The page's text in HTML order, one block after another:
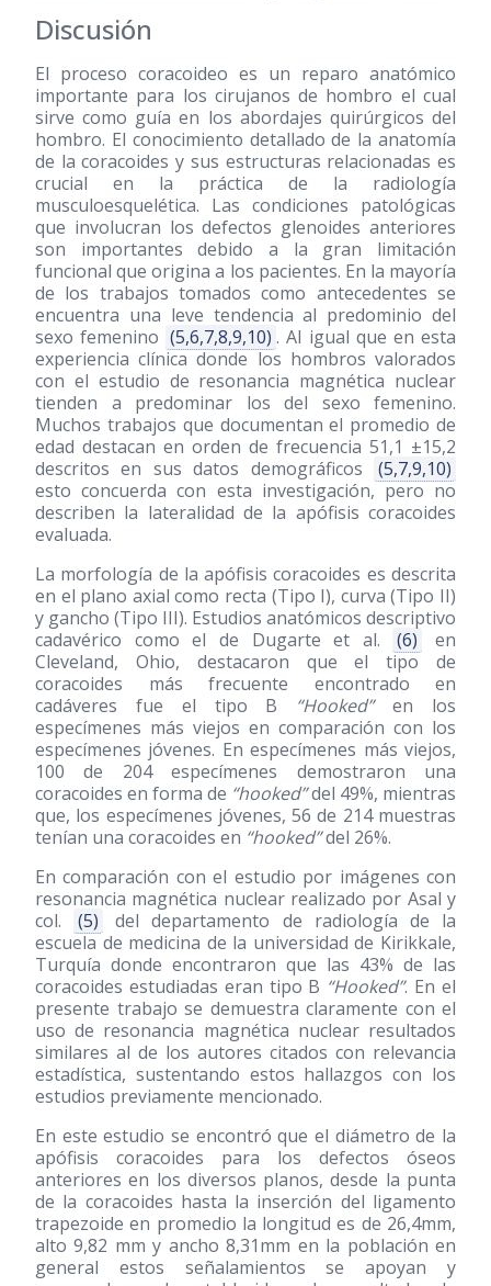
Discusión
El proceso coracoideo es un reparo anatómico
importante para los cirujanos de hombro el cual
sirve como guía en los abordajes quirúrgicos del
hombro. El conocimiento detallado de la anatomía
de la coracoides y sus estructuras relacionadas es
crucial en la práctica de la radiología
musculoesquelética. Las condiciones patológicas
que involucran los defectos glenoides anteriores
son importantes debido a la gran limitación
funcional que origina a los pacientes. En la mayoría
de los trabajos tomados como antecedentes se
encuentra una leve tendencia al predominio del
sexo femenino (5,6,7,8,9,10) . Al igual que en esta
experiencia clínica donde los hombros valorados
con el estudio de resonancia magnética nuclear
tienden a predominar los del sexo femenino.
Muchos trabajos que documentan el promedio de
edad destacan en orden de frecuencia 51,1 ±15,2
descritos en sus datos demográficos
(5,7,9,10)
esto concuerda con esta investigación, pero no
describen la lateralidad de la apófisis coracoides
evaluada.
La morfología de la apófisis coracoides es descrita
en el plano axial como recta (Tipo I), curva (Tipo II)
y gancho (Tipo III). Estudios anatómicos descriptivo
cadavérico como el de Dugarte et al.
(6)
en
Cleveland, Ohio, destacaron que el tipo de
coracoides más frecuente encontrado en
cadáveres fue el tipo B “Hooked”en los
especímenes más viejos en comparación con los
especímenes jóvenes. En especímenes más viejos,
100 de 204 especímenes demostraron una
coracoides en forma de “hooked”del 49%, mientras
que, los especímenes jóvenes, 56 de 214 muestras
tenían una coracoides en “hooked”del 26%.
En comparación con el estudio por imágenes con
resonancia magnética nuclear realizado por Asal y
col.
(5)
del departamento de radiología de la
escuela de medicina de la universidad de Kirikkale,
Turquía donde encontraron que las 43% de las
coracoides estudiadas eran tipo B “Hooked”. En el
presente trabajo se demuestra claramente con el
uso de resonancia magnética nuclear resultados
similares al de los autores citados con relevancia
estadística, sustentando estos hallazgos con los
estudios previamente mencionado.
En este estudio se encontró que el diámetro de la
apófisis coracoides para los defectos óseos
anteriores en los diversos planos, desde la punta
de la coracoides hasta la inserción del ligamento
trapezoide en promedio la longitud es de 26,4mm,
alto 9,82 mm y ancho 8,31mm en la población en
general estos señalamientos se apoyan y